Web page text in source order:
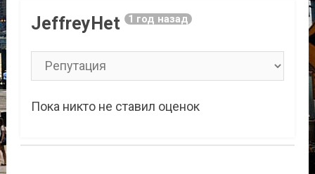
JeffreyHet 1 год назад
Пока никто не ставил оценок